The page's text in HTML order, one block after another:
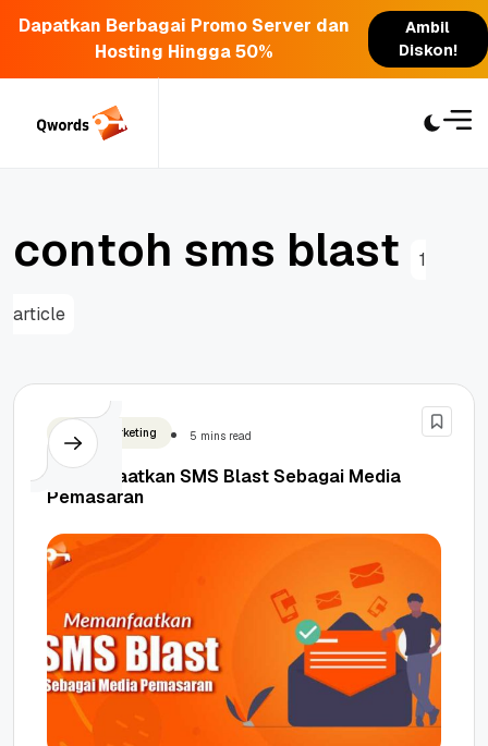
Dapatkan Berbagai Promo Server dan
Hosting Hingga 50%
Ambil
Diskon!
contoh sms blast 1
article
Digital Marketing 5 mins read
Memanfaatkan SMS Blast Sebagai Media
Pemasaran